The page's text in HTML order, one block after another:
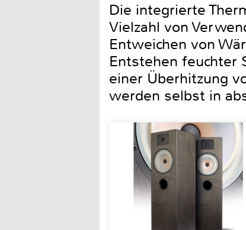
Die integrierte
Vielzahl von
Entweichen von
Entstehen feuchter
einer Überhitzung
werden selbst in